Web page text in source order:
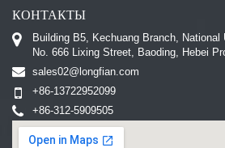
КОНТАКТЫ
Building B5, Kechuang Branch,
No. 666 Lixing Street, Baoding, Hebei
sales02@longfian.com
+86-13722952099
+86-312-5909505